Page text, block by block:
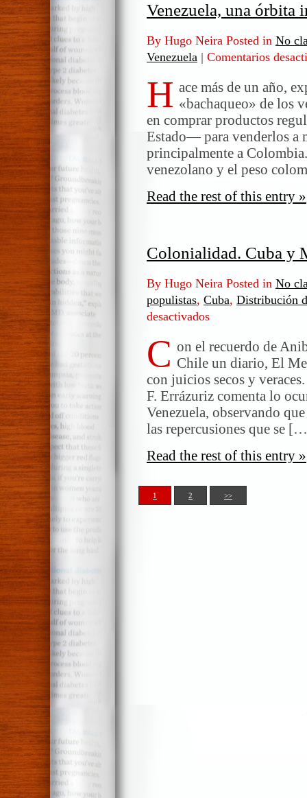
Venezuela, una órbita
By Hugo Neira Posted in No
Venezuela | Comentarios
H ace más de un año,
«bachaqueo» de los
en comprar productos
Estado— para venderlos a
principalmente a
venezolano y el peso
Read the rest of this entry »
Colonialidad. Cuba y
By Hugo Neira Posted in No
populistas, Cuba, Distribución
desactivados
Cuba
C on el recuerdo de
Chile un diario, El
con juicios secos y
F. Errázuriz comenta lo
Venezuela, observando
las repercusiones que se
Read the rest of this entry »
1 2 >>